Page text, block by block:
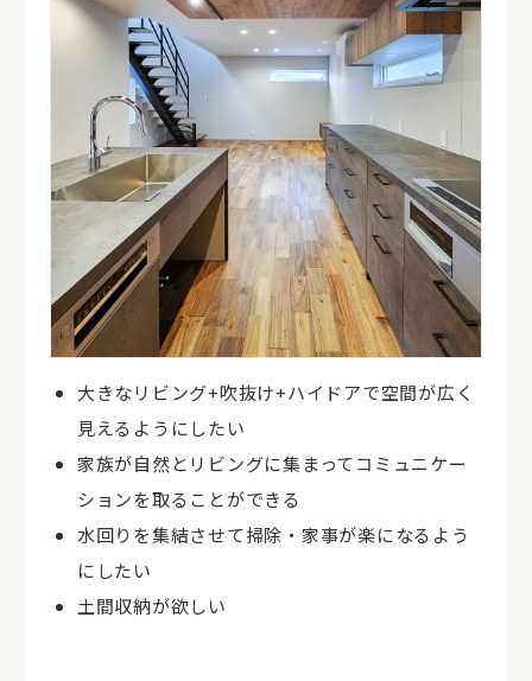
大きなリビング+吹抜け+ハイドアで空間が広く
見えるようにしたい
家族が自然とリビングに集まってコミュニケー
ションを取ることができる
水回りを集結させて掃除・家事が楽になるよう
にしたい
土間収納が欲しい